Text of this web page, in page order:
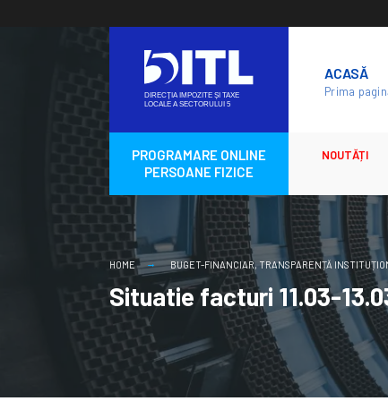
content
ACASĂ
Prima
PROGRAMARE ONLINE
PERSOANE FIZICE
NOUTĂȚI
HOME BUGET-FINANCIAR,TRANSPARENȚĂ
Situatie facturi 11.03-